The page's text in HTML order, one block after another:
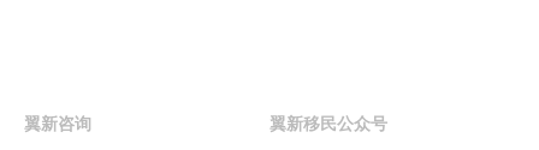
翼新咨询 翼新移民公众号